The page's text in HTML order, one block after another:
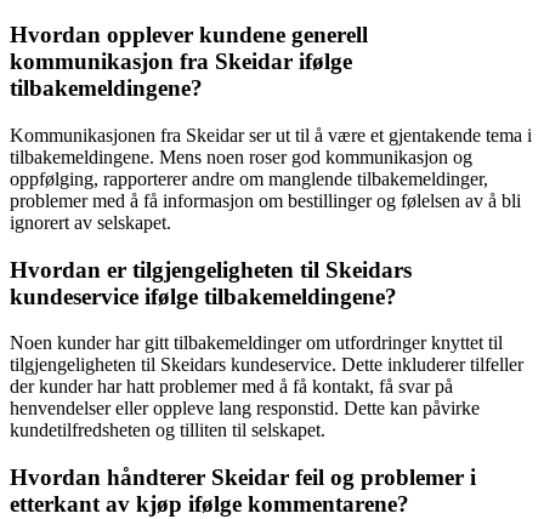
Hvordan opplever kundene generell
kommunikasjon fra Skeidar ifølge
tilbakemeldingene?
Kommunikasjonen fra Skeidar ser ut til å være et gjentakende tema i
tilbakemeldingene. Mens noen roser god kommunikasjon og
oppfølging, rapporterer andre om manglende tilbakemeldinger,
problemer med å få informasjon om bestillinger og følelsen av å bli
ignorert av selskapet.
Hvordan er tilgjengeligheten til Skeidars
kundeservice ifølge tilbakemeldingene?
Noen kunder har gitt tilbakemeldinger om utfordringer knyttet til
tilgjengeligheten til Skeidars kundeservice. Dette inkluderer tilfeller
der kunder har hatt problemer med å få kontakt, få svar på
henvendelser eller oppleve lang responstid. Dette kan påvirke
kundetilfredsheten og tilliten til selskapet.
Hvordan håndterer Skeidar feil og problemer i
etterkant av kjøp ifølge kommentarene?